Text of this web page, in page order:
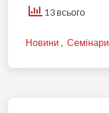
13 всього
Новини , Семінари